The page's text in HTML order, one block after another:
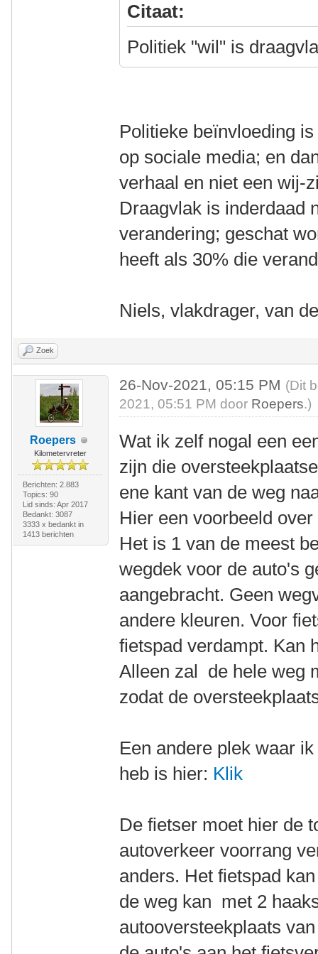
Citaat:
Politiek "wil" is
Politieke beïnvloeding
op sociale media; en
verhaal en niet een wij-
Draagvlak is inderdaad
verandering; geschat
heeft als 30% die
Niels, vlakdrager, van
Zoek
Roepers
Kilometervreter
Berichten: 2.883
Topics: 90
Lid sinds: Apr 2017
Bedankt: 3087
3333 x bedankt in
1413 berichten
26-Nov-2021, 05:15 PM (Dit
2021, 05:51 PM door Roepers.)
Wat ik zelf nogal een
zijn die
ene kant van de weg
Hier een voorbeeld
Het is 1 van de meest
wegdek voor de auto's
aangebracht. Geen
andere kleuren. Voor
fietspad verdampt. Kan
Alleen zal de hele weg
zodat de
Een andere plek waar
heb is hier: Klik
De fietser moet hier de
autoverkeer voorrang
anders. Het fietspad
de weg kan met 2
autooversteekplaats